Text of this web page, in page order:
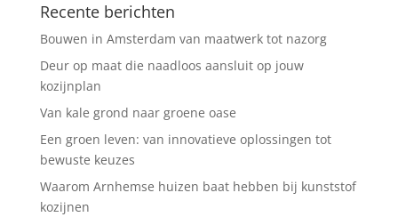
Recente berichten
Bouwen in Amsterdam van maatwerk tot nazorg
Deur op maat die naadloos aansluit op jouw
kozijnplan
Van kale grond naar groene oase
Een groen leven: van innovatieve oplossingen tot
bewuste keuzes
Waarom Arnhemse huizen baat hebben bij kunststof
kozijnen